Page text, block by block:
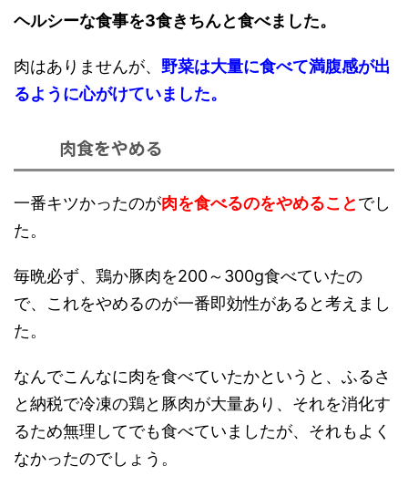
ヘルシーな食事を3食きちんと食べました。
肉はありませんが、 野菜は大量に食べて満腹感が出
るように心がけていました。
肉食をやめる
一番キツかったのが肉を食べるのをやめることでし
た。
毎晩必ず、鶏か豚肉を200～300g食べていたの
で、これをやめるのが一番即効性があると考えまし
た。
なんでこんなに肉を食べていたかというと、ふるさ
と納税で冷凍の鶏と豚肉が大量あり、それを消化す
るため無理してでも食べていましたが、それもよく
なかったのでしょう。